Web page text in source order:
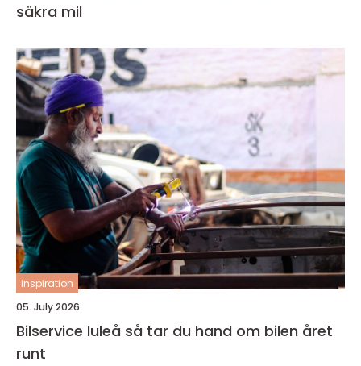
säkra mil
inspiration
05. July 2026
Bilservice luleå så tar du hand om bilen året
runt